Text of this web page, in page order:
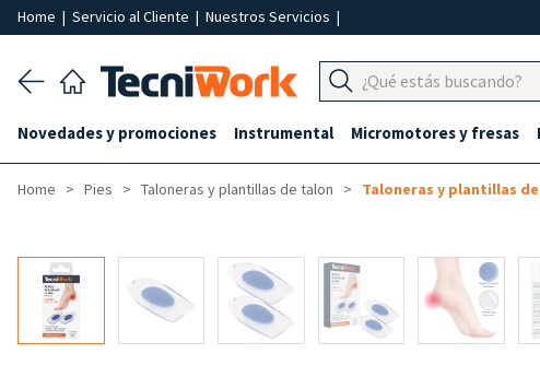
Home | Servicio al Cliente | Nuestros Servicios |
Novedades y promociones Instrumental Micromotores y fresas
Home Pies Taloneras y plantillas de talon Taloneras y plantillas